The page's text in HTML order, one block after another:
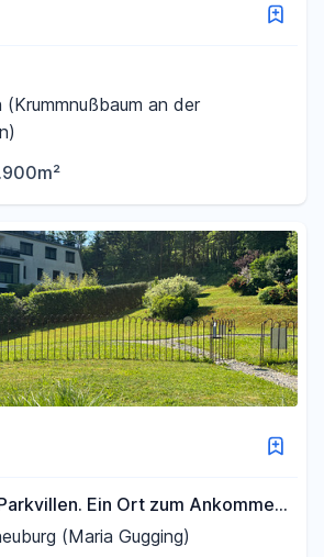
an der
Ein Ort zum Ankommen,
(Maria Gugging)